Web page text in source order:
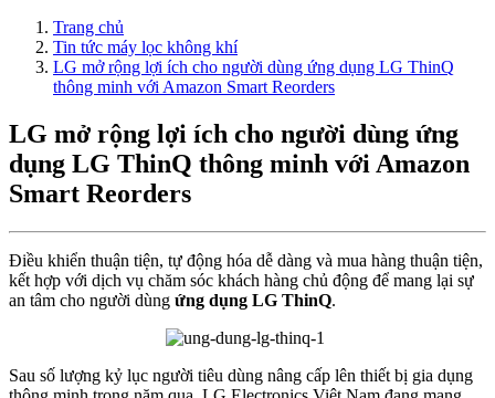
Trang chủ
Tin tức máy lọc không khí
LG mở rộng lợi ích cho người dùng ứng dụng LG ThinQ
thông minh với Amazon Smart Reorders
LG mở rộng lợi ích cho người dùng ứng
dụng LG ThinQ thông minh với Amazon
Smart Reorders
Điều khiển thuận tiện, tự động hóa dễ dàng và mua hàng thuận tiện,
kết hợp với dịch vụ chăm sóc khách hàng chủ động để mang lại sự
an tâm cho người dùng ứng dụng LG ThinQ.
Sau số lượng kỷ lục người tiêu dùng nâng cấp lên thiết bị gia dụng